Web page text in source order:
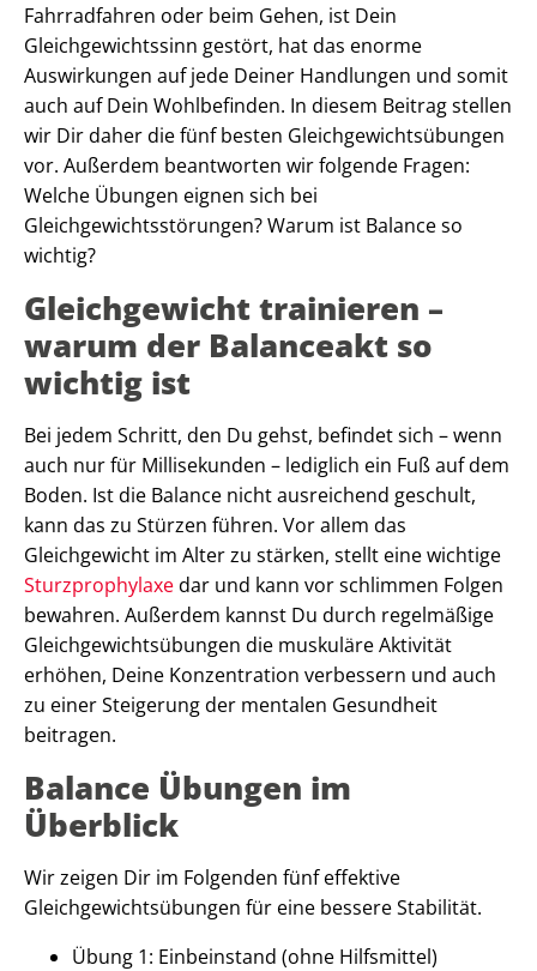
Fahrradfahren oder beim Gehen, ist Dein
Gleichgewichtssinn gestört, hat das enorme
Auswirkungen auf jede Deiner Handlungen und somit
auch auf Dein Wohlbefinden. In diesem Beitrag stellen
wir Dir daher die fünf besten Gleichgewichtsübungen
vor. Außerdem beantworten wir folgende Fragen:
Welche Übungen eignen sich bei
Gleichgewichtsstörungen? Warum ist Balance so
wichtig?
Gleichgewicht trainieren –
warum der Balanceakt so
wichtig ist
Bei jedem Schritt, den Du gehst, befindet sich – wenn
auch nur für Millisekunden – lediglich ein Fuß auf dem
Boden. Ist die Balance nicht ausreichend geschult,
kann das zu Stürzen führen. Vor allem das
Gleichgewicht im Alter zu stärken, stellt eine wichtige
Sturzprophylaxedar und kann vor schlimmen Folgen
bewahren. Außerdem kannst Du durch regelmäßige
Gleichgewichtsübungen die muskuläre Aktivität
erhöhen, Deine Konzentration verbessern und auch
zu einer Steigerung der mentalen Gesundheit
beitragen.
Balance Übungen im
Überblick
Wir zeigen Dir im Folgenden fünf effektive
Gleichgewichtsübungen für eine bessere Stabilität.
Übung 1: Einbeinstand (ohne Hilfsmittel)